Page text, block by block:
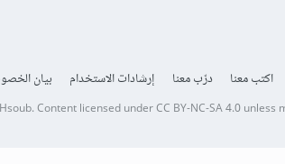
اكتب معنا درّب معنا إرشادات الاستخدام بيان
Hsoub.Content licensed underCC BY-NC-SA 4.0unless